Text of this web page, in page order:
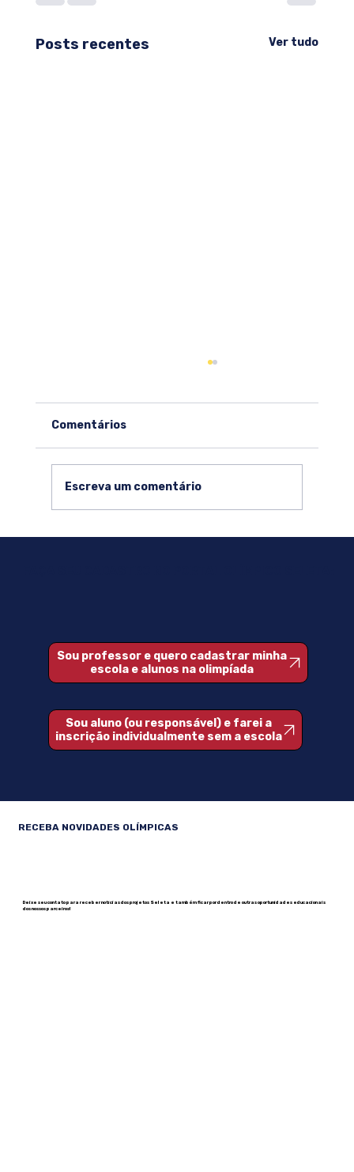
Posts recentes Ver tudo
Comentários
Escreva um comentário
Sou professor e quero cadastrar minha
escola e alunos na olimpíada
Sou aluno (ou responsável) e farei a
inscrição individualmente sem a escola
RECEBA NOVIDADES OLÍMPICAS
Deixe seu contato para receber notícias dos projetos Seleta e também ficar por dentro de outras oportunidades educacionais
dos nossos parceiros!